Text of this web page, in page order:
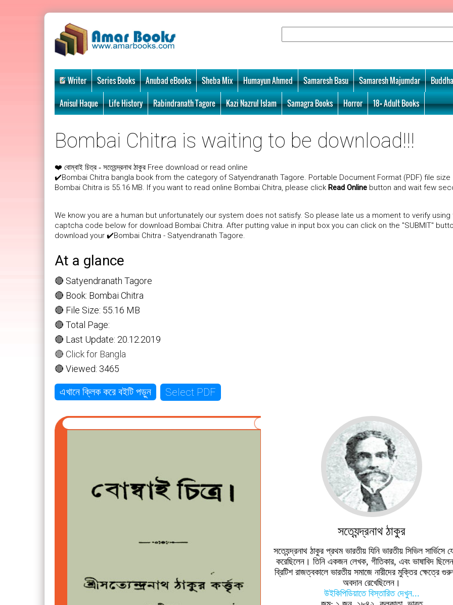
Writer Series Books Anubad eBooks Sheba Mix Humayun Ahmed Samaresh Basu Samaresh Majumdar
Anisul Haque Life History Rabindranath Tagore Kazi Nazrul Islam Samagra Books Horror 18+ Adult Books
Bombai Chitra is waiting to be download!!!
❤️ বোম্বাই চিত্র - সত্যেন্দ্রনাথ ঠাকুর Free download or read online
✔️Bombai Chitra bangla book from the category of Satyendranath Tagore. Portable Document Format (PDF) file size
Bombai Chitra is 55.16 MB. If you want to read online Bombai Chitra, please click Read Online button and wait few
We know you are a human but unfortunately our system does not satisfy. So please late us a moment to verify using
captcha code below for download Bombai Chitra. After putting value in input box you can click on the "SUBMIT"
download your ✔️Bombai Chitra - Satyendranath Tagore.
At a glance
🔴 Satyendranath Tagore
🔴 Book: Bombai Chitra
🔴 File Size: 55.16 MB
🔴 Total Page:
🔴 Last Update: 20.12.2019
🔴 Click for Bangla
🔴 Viewed: 3465
এখানে ক্লিক করে বইটি পড়ুন Select PDF
সত্যেন্দ্রনাথ ঠাকুর
সত্যেন্দ্রনাথ ঠাকুর প্রথম ভারতীয় যিনি ভারতীয় সিভিল সার্ভিসে
করেছিলেন। তিনি একজন লেখক, গীতিকার, এবং ভাষাবিদ
ব্রিটিশ রাজত্বকালে ভারতীয় সমাজে নারীদের মুক্তির ক্ষেত্রে
অবদান রেখেছিলেন।
উইকিপিডিয়াতে বিস্তারিত দেখুন...